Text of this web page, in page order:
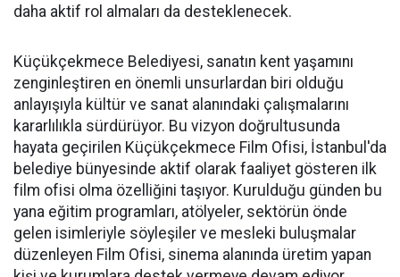
daha aktif rol almaları da desteklenecek.
Küçükçekmece Belediyesi, sanatın kent yaşamını
zenginleştiren en önemli unsurlardan biri olduğu
anlayışıyla kültür ve sanat alanındaki çalışmalarını
kararlılıkla sürdürüyor. Bu vizyon doğrultusunda
hayata geçirilen Küçükçekmece Film Ofisi, İstanbul'da
belediye bünyesinde aktif olarak faaliyet gösteren ilk
film ofisi olma özelliğini taşıyor. Kurulduğu günden bu
yana eğitim programları, atölyeler, sektörün önde
gelen isimleriyle söyleşiler ve mesleki buluşmalar
düzenleyen Film Ofisi, sinema alanında üretim yapan